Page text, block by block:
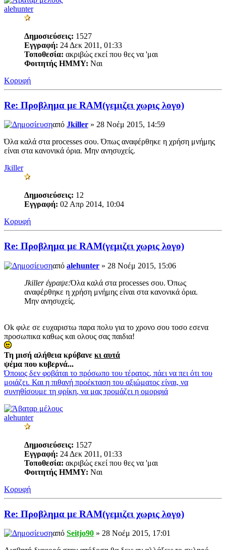
alehunter
Δημοσιεύσεις: 1527
Εγγραφή: 24 Δεκ 2011, 01:33
Τοποθεσία: ακριβώς εκεί που θες να 'μαι
Φοιτητής ΗΜΜΥ: Ναι
Κορυφή
Re: Προβλημα με RAM(γεμιζει χωρις λογο)
από Jkiller » 28 Νοέμ 2015, 14:59
Όλα καλά στα processes σου. Όπως αναφέρθηκε η χρήση μνήμης
είναι στα κανονικά όρια. Μην ανησυχείς.
Jkiller
Δημοσιεύσεις: 12
Εγγραφή: 02 Απρ 2014, 10:04
Κορυφή
Re: Προβλημα με RAM(γεμιζει χωρις λογο)
από alehunter » 28 Νοέμ 2015, 15:06
Jkiller έγραψε:Όλα καλά στα processes σου. Όπως
αναφέρθηκε η χρήση μνήμης είναι στα κανονικά όρια.
Μην ανησυχείς.
Ok φιλε σε ευχαριστω παρα πολυ για το χρονο σου τοσο εσενα
προσωπικα καθως και ολους σας παιδια!
Τη μισή αλήθεια κρύβανε κι αυτά
ψέμα που κυβερνά...
Όποιος δεν φοβάται το πρόσωπο του τέρατος, πάει να πει ότι του
μοιάζει. Και η πιθανή προέκταση του αξιώματος είναι, να
συνηθίσουμε τη φρίκη, να μας τρομάζει η ομορφιά
alehunter
Δημοσιεύσεις: 1527
Εγγραφή: 24 Δεκ 2011, 01:33
Τοποθεσία: ακριβώς εκεί που θες να 'μαι
Φοιτητής ΗΜΜΥ: Ναι
Κορυφή
Re: Προβλημα με RAM(γεμιζει χωρις λογο)
από Seitjo90 » 28 Νοέμ 2015, 17:01